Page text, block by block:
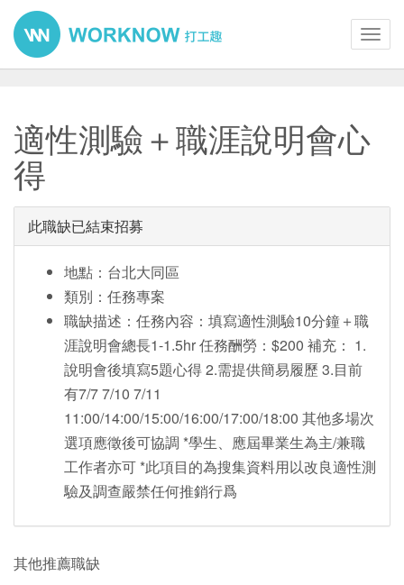
適性測驗＋職涯說明會心
得
此職缺已結束招募
地點：台北大同區
類別：任務專案
職缺描述：任務內容：填寫適性測驗10分鐘＋職
涯說明會總長1-1.5hr 任務酬勞：$200 補充： 1.
說明會後填寫5題心得 2.需提供簡易履歷 3.目前
有7/7 7/10 7/11
11:00/14:00/15:00/16:00/17:00/18:00 其他多場次
選項應徵後可協調 *學生、應屆畢業生為主/兼職
工作者亦可 *此項目的為搜集資料用以改良適性測
驗及調查嚴禁任何推銷行爲
其他推薦職缺